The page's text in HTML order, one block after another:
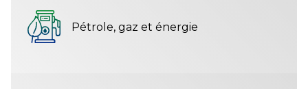
Pétrole, gaz et énergie